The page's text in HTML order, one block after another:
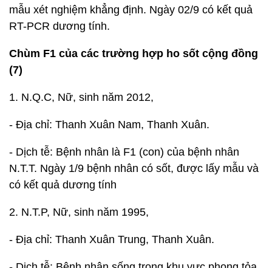
mẫu xét nghiệm khẳng định. Ngày 02/9 có kết quả
RT-PCR dương tính.
Chùm F1 của các trường hợp ho sốt cộng đồng
(7)
1. N.Q.C, Nữ, sinh năm 2012,
- Địa chỉ: Thanh Xuân Nam, Thanh Xuân.
- Dịch tễ: Bệnh nhân là F1 (con) của bệnh nhân
N.T.T. Ngày 1/9 bệnh nhân có sốt, được lấy mẫu và
có kết quả dương tính
2. N.T.P, Nữ, sinh năm 1995,
- Địa chỉ: Thanh Xuân Trung, Thanh Xuân.